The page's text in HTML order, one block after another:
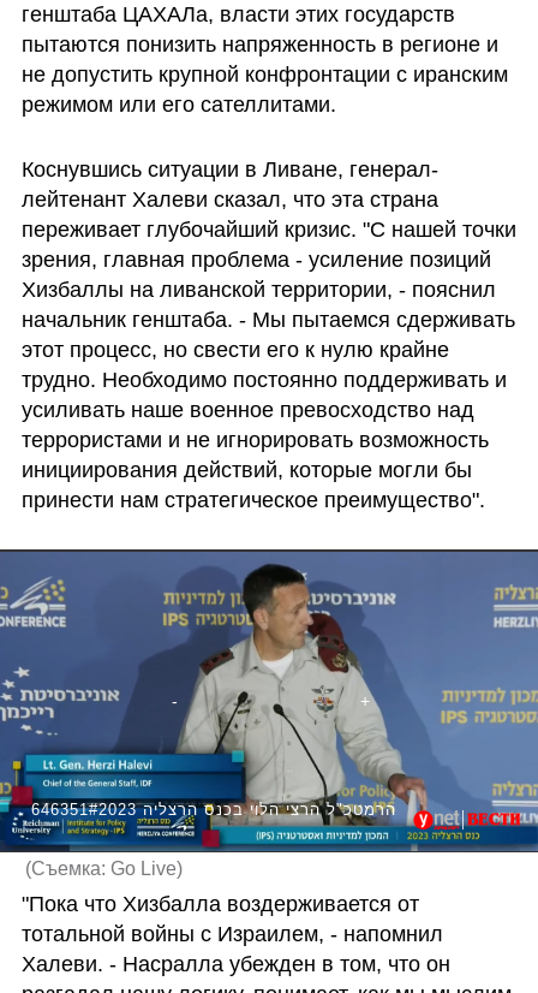
генштаба ЦАХАЛа, власти этих государств
пытаются понизить напряженность в регионе и
не допустить крупной конфронтации с иранским
режимом или его сателлитами.
Коснувшись ситуации в Ливане, генерал-
лейтенант Халеви сказал, что эта страна
переживает глубочайший кризис. "С нашей точки
зрения, главная проблема - усиление позиций
Хизбаллы на ливанской территории, - пояснил
начальник генштаба. - Мы пытаемся сдерживать
этот процесс, но свести его к нулю крайне
трудно. Необходимо постоянно поддерживать и
усиливать наше военное превосходство над
террористами и не игнорировать возможность
инициирования действий, которые могли бы
принести нам стратегическое преимущество".
646351#הרמטכ"ל הרצי הלוי בכנס הרצליה 2023
(Съемка: Go Live)
"Пока что Хизбалла воздерживается от
тотальной войны с Израилем, - напомнил
Халеви. - Насралла убежден в том, что он